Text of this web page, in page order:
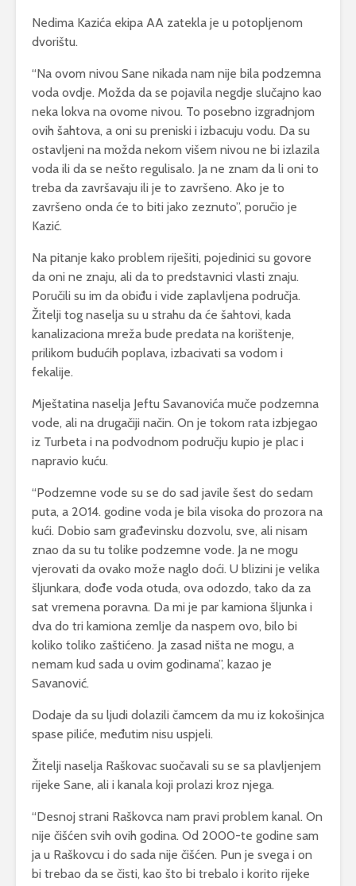
Nedima Kazića ekipa AA zatekla je u potopljenom
dvorištu.
“Na ovom nivou Sane nikada nam nije bila podzemna
voda ovdje. Možda da se pojavila negdje slučajno kao
neka lokva na ovome nivou. To posebno izgradnjom
ovih šahtova, a oni su preniski i izbacuju vodu. Da su
ostavljeni na možda nekom višem nivou ne bi izlazila
voda ili da se nešto regulisalo. Ja ne znam da li oni to
treba da završavaju ili je to završeno. Ako je to
završeno onda će to biti jako zeznuto”, poručio je
Kazić.
Na pitanje kako problem riješiti, pojedinici su govore
da oni ne znaju, ali da to predstavnici vlasti znaju.
Poručili su im da obiđu i vide zaplavljena područja.
Žitelji tog naselja su u strahu da će šahtovi, kada
kanalizaciona mreža bude predata na korištenje,
prilikom budućih poplava, izbacivati sa vodom i
fekalije.
Mještatina naselja Jeftu Savanovića muče podzemna
vode, ali na drugačiji način. On je tokom rata izbjegao
iz Turbeta i na podvodnom području kupio je plac i
napravio kuću.
“Podzemne vode su se do sad javile šest do sedam
puta, a 2014. godine voda je bila visoka do prozora na
kući. Dobio sam građevinsku dozvolu, sve, ali nisam
znao da su tu tolike podzemne vode. Ja ne mogu
vjerovati da ovako može naglo doći. U blizini je velika
šljunkara, dođe voda otuda, ova odozdo, tako da za
sat vremena poravna. Da mi je par kamiona šljunka i
dva do tri kamiona zemlje da naspem ovo, bilo bi
koliko toliko zaštićeno. Ja zasad ništa ne mogu, a
nemam kud sada u ovim godinama”, kazao je
Savanović.
Dodaje da su ljudi dolazili čamcem da mu iz kokošinjca
spase piliće, međutim nisu uspjeli.
Žitelji naselja Raškovac suočavali su se sa plavljenjem
rijeke Sane, ali i kanala koji prolazi kroz njega.
“Desnoj strani Raškovca nam pravi problem kanal. On
nije čišćen svih ovih godina. Od 2000-te godine sam
ja u Raškovcu i do sada nije čišćen. Pun je svega i on
bi trebao da se čisti, kao što bi trebalo i korito rijeke